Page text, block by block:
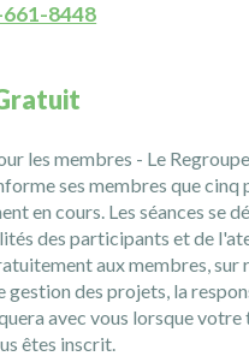
8448
les membres - Le
ses membres que cinq
en cours. Les séances se
des participants et de
aux membres, sur
gestion des projets, la
avec vous lorsque
êtes inscrit.